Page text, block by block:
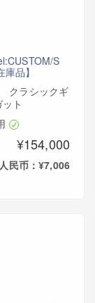
S
品】
クラシックギ
ト
¥154,000
民币：¥7,006